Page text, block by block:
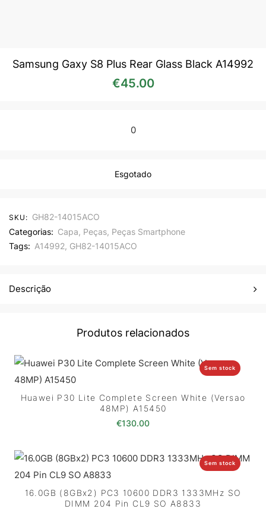
Samsung Gaxy S8 Plus Rear Glass Black A14992
€45.00
0
Esgotado
SKU: GH82-14015ACO
Categorias: Capa, Peças, Peças Smartphone
Tags: A14992, GH82-14015ACO
Descrição
Produtos relacionados
Sem stock
Huawei P30 Lite Complete Screen White (Versao
48MP) A15450
€130.00
Sem stock
16.0GB (8GBx2) PC3 10600 DDR3 1333MHz SO
DIMM 204 Pin CL9 SO A8833